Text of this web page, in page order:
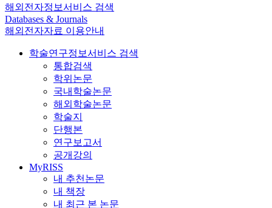
해외전자정보서비스 검색
Databases & Journals
해외전자자료 이용안내
학술연구정보서비스 검색
통합검색
학위논문
국내학술논문
해외학술논문
학술지
단행본
연구보고서
공개강의
MyRISS
내 추천논문
내 책장
내 최근 본 논문